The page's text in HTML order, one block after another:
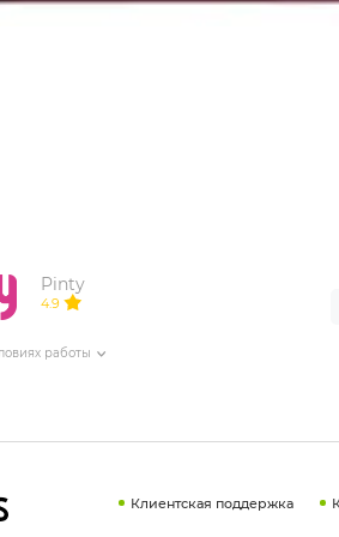
Pinty
4.9
работы
Клиентская поддержка